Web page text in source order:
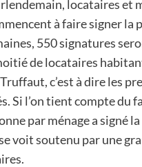
locataires et
à faire signer la
550 signatures
de locataires
c’est à dire les
Si l’on tient compte du
par ménage a signé
voit soutenu par une